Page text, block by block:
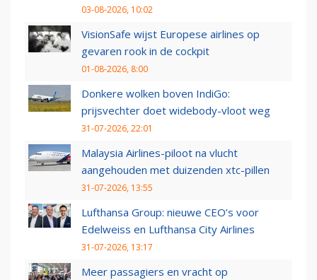
03-08-2026, 10:02
VisionSafe wijst Europese airlines op
gevaren rook in de cockpit
01-08-2026, 8:00
Donkere wolken boven IndiGo:
prijsvechter doet widebody-vloot weg
31-07-2026, 22:01
Malaysia Airlines-piloot na vlucht
aangehouden met duizenden xtc-pillen
31-07-2026, 13:55
Lufthansa Group: nieuwe CEO’s voor
Edelweiss en Lufthansa City Airlines
31-07-2026, 13:17
Meer passagiers en vracht op